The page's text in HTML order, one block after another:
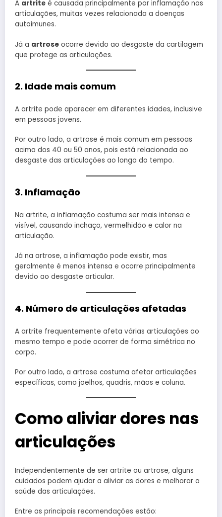
A artrite é causada principalmente por inflamação nas
articulações, muitas vezes relacionada a doenças
autoimunes.
Já a artrose ocorre devido ao desgaste da cartilagem
que protege as articulações.
2. Idade mais comum
A artrite pode aparecer em diferentes idades, inclusive
em pessoas jovens.
Por outro lado, a artrose é mais comum em pessoas
acima dos 40 ou 50 anos, pois está relacionada ao
desgaste das articulações ao longo do tempo.
3. Inflamação
Na artrite, a inflamação costuma ser mais intensa e
visível, causando inchaço, vermelhidão e calor na
articulação.
Já na artrose, a inflamação pode existir, mas
geralmente é menos intensa e ocorre principalmente
devido ao desgaste articular.
4. Número de articulações afetadas
A artrite frequentemente afeta várias articulações ao
mesmo tempo e pode ocorrer de forma simétrica no
corpo.
Por outro lado, a artrose costuma afetar articulações
específicas, como joelhos, quadris, mãos e coluna.
Como aliviar dores nas
articulações
Independentemente de ser artrite ou artrose, alguns
cuidados podem ajudar a aliviar as dores e melhorar a
saúde das articulações.
Entre as principais recomendações estão: